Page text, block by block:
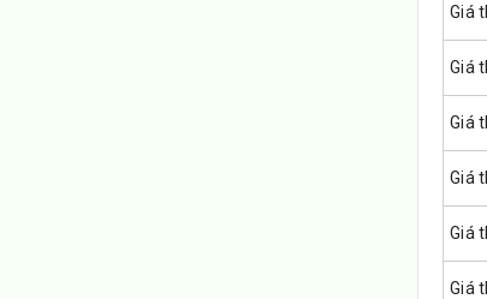
Giá
Giá
Giá
Giá
Giá
Giá